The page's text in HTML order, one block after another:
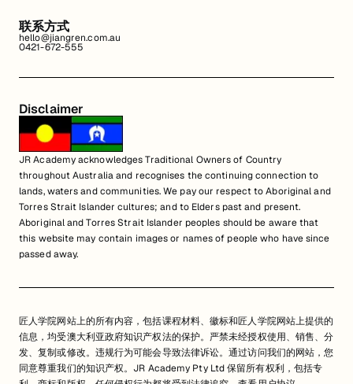
联系方式
hello@jiangren.com.au
0421-672-555
Disclaimer
JR Academy acknowledges Traditional Owners of Country
throughout Australia and recognises the continuing connection to
lands, waters and communities. We pay our respect to Aboriginal and
Torres Strait Islander cultures; and to Elders past and present.
Aboriginal and Torres Strait Islander peoples should be aware that
this website may contain images or names of people who have since
passed away.
匠人学院网站上的所有内容，包括课程材料、徽标和匠人学院网站上提供的
信息，均受澳大利亚政府知识产权法的保护。严禁未经授权使用、销售、分
发、复制或修改。违规行为可能会导致法律诉讼。通过访问我们的网站，您
同意尊重我们的知识产权。JR Academy Pty Ltd 保留所有权利，包括专